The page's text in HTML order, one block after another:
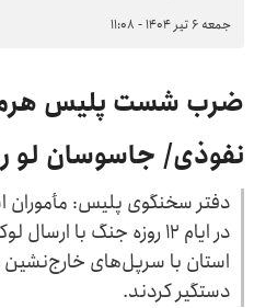
جمعه ۶ تیر ۱۴۰۴ - ۱۱:۰۸
ضرب شست پلیس
نفوذی/ جاسوسان لو
دفتر سخنگوی پلیس: مأموران
در ایام ۱۲ روزه جنگ با
استان با سرپل‌های خارج‌نشین
دستگیر کردند.